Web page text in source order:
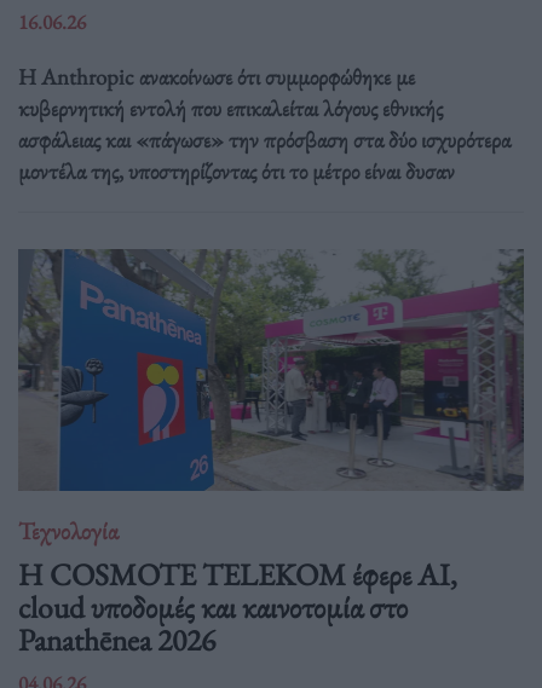
16.06.26
Η Anthropic ανακοίνωσε ότι συμμορφώθηκε με
κυβερνητική εντολή που επικαλείται λόγους εθνικής
ασφάλειας και «πάγωσε» την πρόσβαση στα δύο ισχυρότερα
μοντέλα της, υποστηρίζοντας ότι το μέτρο είναι δυσαν
Τεχνολογία
Η COSMOTE TELEKOM έφερε AI,
cloud υποδομές και καινοτομία στο
Panathēnea 2026